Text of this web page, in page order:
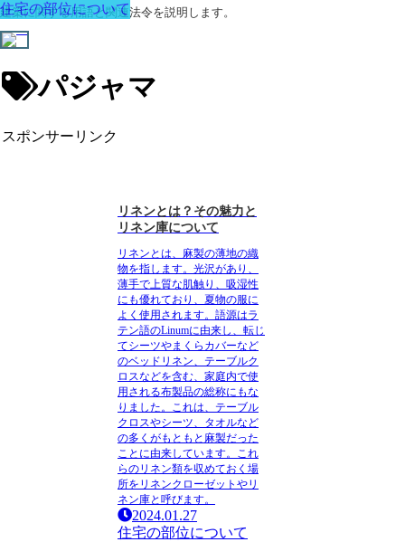
建築に関する用語と関連法令を説明します。
パジャマ
スポンサーリンク
住宅の部位について
リネンとは？その魅力と
リネン庫について
リネン とは、麻製の薄地の織
物を指します。光沢があり、
薄手で上質な肌触り、吸湿性
にも優れており、夏物の服に
よく使用されます。語源はラ
テン語のLinumに由来し、転じ
てシーツやまくらカバーなど
のベッドリネン、テーブルク
ロスなどを含む、家庭内で使
用される布製品の総称にもな
りました。これは、テーブル
クロスやシーツ、タオルなど
の多くがもともと麻製だった
ことに由来しています。これ
らのリネン類を収めておく場
所を リネンクローゼット やリ
ネン庫と呼びます。
2024.01.27
住宅の部位について